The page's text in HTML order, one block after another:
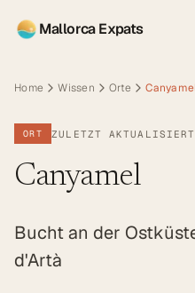
Mallorca Expats
Home Wissen Orte
ORT ZULETZT
Canyamel
Bucht an der
d'Artà